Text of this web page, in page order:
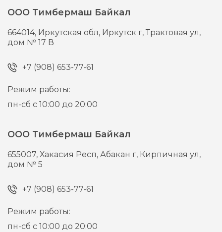
ООО Тимбермаш Байкал
664014, Иркутская обл, Иркутск г,Трактовая ул,
дом № 17 В
+7 (908) 653-77-61
Режим работы:
пн-сб с 10:00 до 20:00
ООО Тимбермаш Байкал
655007,Хакасия Респ, Абакан г, Кирпичная ул,
дом № 5
+7 (908) 653-77-61
Режим работы:
пн-сб с 10:00 до 20:00